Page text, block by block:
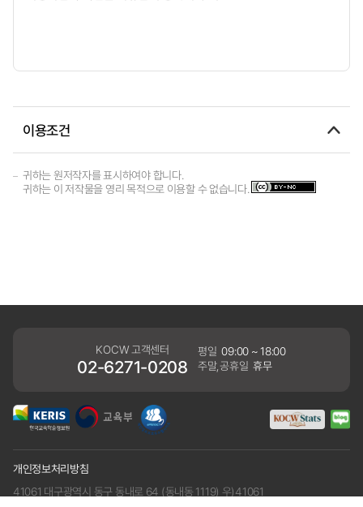
이용조건
귀하는 원저작자를 표시하여야 합니다.
귀하는 이 저작물을 영리 목적으로 이용할 수 없습니다.
KOCW 고객센터
02-6271-0208
평일 09:00 ~ 18:00
주말,공휴일 휴무
개인정보처리방침
41061 대구광역시 동구 동내로 64 (동내동 1119) 우)41061